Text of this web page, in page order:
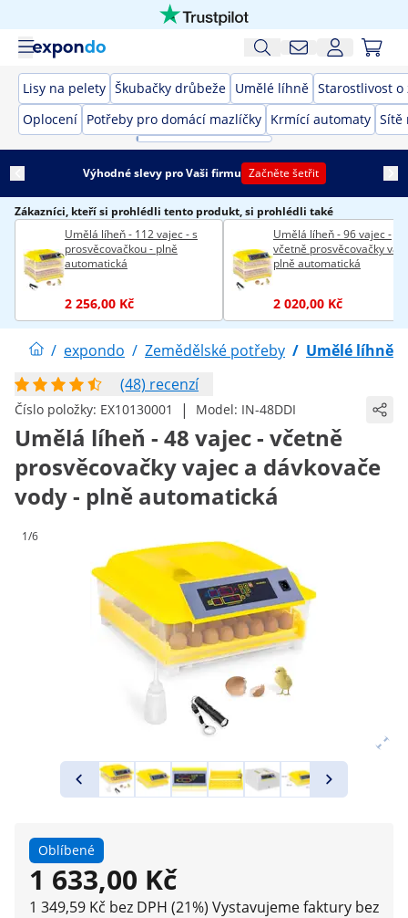
Lisy na pelety Škubačky drůbeže Umělé líhně Starostlivost o
Oplocení Potřeby pro domácí mazlíčky Krmící automaty Sítě
Výhodné slevy pro Vaši firmu Začněte šetřit
Zákazníci, kteří si prohlédli tento produkt, si prohlédli také
Umělá líheň - 112 vajec - s
prosvěcovačkou - plně
automatická
2 256,00 Kč
Umělá líheň - 96 vajec -
včetně prosvěcovačky
plně automatická
2 020,00 Kč
/ expondo / Zemědělské potřeby / Umělé líhně
(48) recenzí
Číslo položky: EX10130001 | Model: IN-48DDI
Umělá líheň - 48 vajec - včetně
prosvěcovačky vajec a dávkovače
vody - plně automatická
1/6
Oblíbené
1 633,00 Kč
1 349,59 Kč bez DPH (21%) Vystavujeme faktury bez